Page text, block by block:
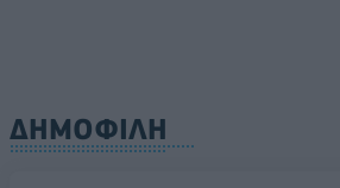
ΔΗΜΟΦΙΛΗ